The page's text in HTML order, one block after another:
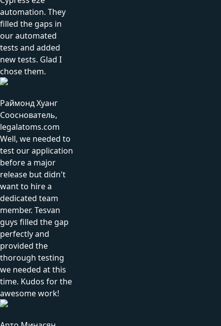
automation. They
filled the gaps in
our automated
tests and added
new tests. Glad I
chose them.
Раймонд Хуанг
Сооснователь,
legalatoms.com
Well, we needed to
test our application
before a major
release but didn't
want to hire a
dedicated team
member. Tesvan
guys filled the gap
perfectly and
provided the
thorough testing
we needed at this
time. Kudos for the
awesome work!